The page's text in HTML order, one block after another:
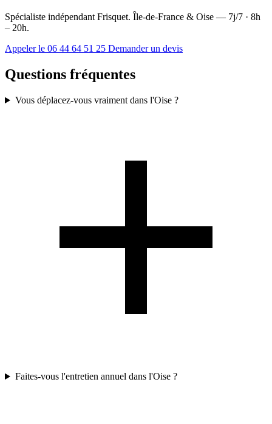
Spécialiste indépendant Frisquet. Île-de-France & Oise — 7j/7 · 8h
– 20h.
Appeler le 06 44 64 51 25 Demander un devis
Questions fréquentes
Vous déplacez-vous vraiment dans l'Oise ?
Faites-vous l'entretien annuel dans l'Oise ?